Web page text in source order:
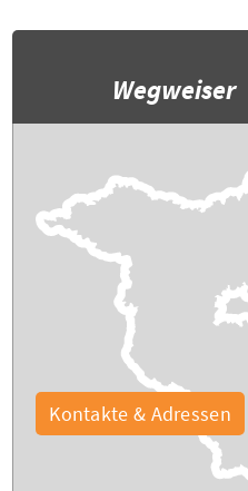
Wegweiser
Kontakte & Adressen